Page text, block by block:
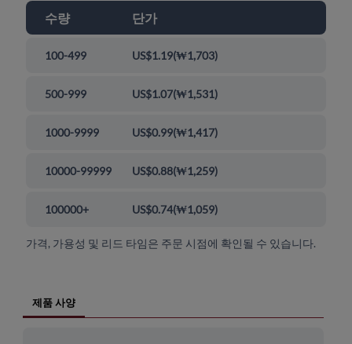
수량 단가
100-499 US$1.19(₩1,703)
500-999 US$1.07(₩1,531)
1000-9999 US$0.99(₩1,417)
10000-99999 US$0.88(₩1,259)
100000+ US$0.74(₩1,059)
가격, 가용성 및 리드 타임은 주문 시점에 확인될 수 있습니다.
제품 사양